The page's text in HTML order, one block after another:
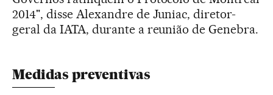
2014", disse Alexandre de Juniac, diretor-
geral da IATA, durante a reunião de Genebra.
Medidas preventivas